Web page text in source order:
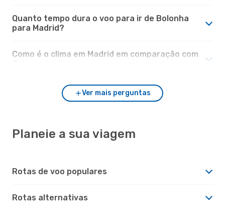
Quanto tempo dura o voo para ir de Bolonha
para Madrid?
Como é o clima em Madrid em comparação com
Ver mais perguntas
Planeie a sua viagem
Rotas de voo populares
Rotas alternativas